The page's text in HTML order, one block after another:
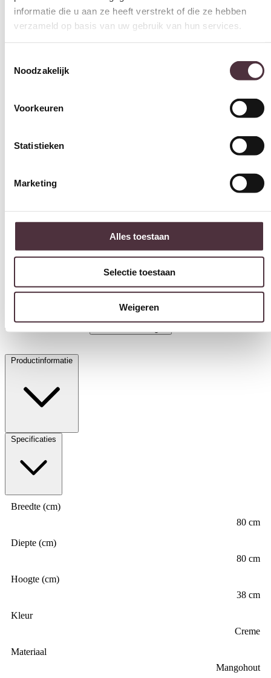
informatie die u aan ze heeft verstrekt of die ze hebben
verzameld op basis van uw gebruik van hun services.
Noodzakelijk
Voorkeuren
Statistieken
Marketing
Alles toestaan
Selectie toestaan
Weigeren
Livingfurn salontafel Patrice 80cm
Productinformatie
Specificaties
Breedte (cm)
80 cm
Diepte (cm)
80 cm
Hoogte (cm)
38 cm
Kleur
Creme
Materiaal
Mangohout